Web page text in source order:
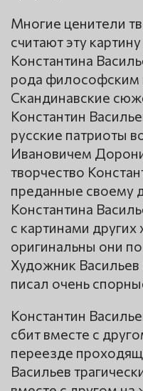
Многие ценители
считают эту
Константина
рода философским
Скандинавские
Константин
русские патриоты
Ивановичем
творчество
преданные своему
Константина
с картинами
оригинальны они
Художник Васильев
писал очень
Константин
сбит вместе с
переезде
Васильев